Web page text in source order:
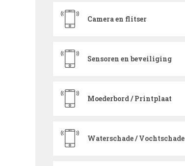
Camera en flitser
Sensoren en beveiliging
Moederbord / Printplaat
Waterschade / Vochtschade